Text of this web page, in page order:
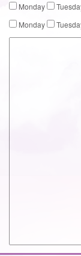
Monday
Monday